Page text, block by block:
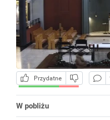
Przydatne
W pobliżu